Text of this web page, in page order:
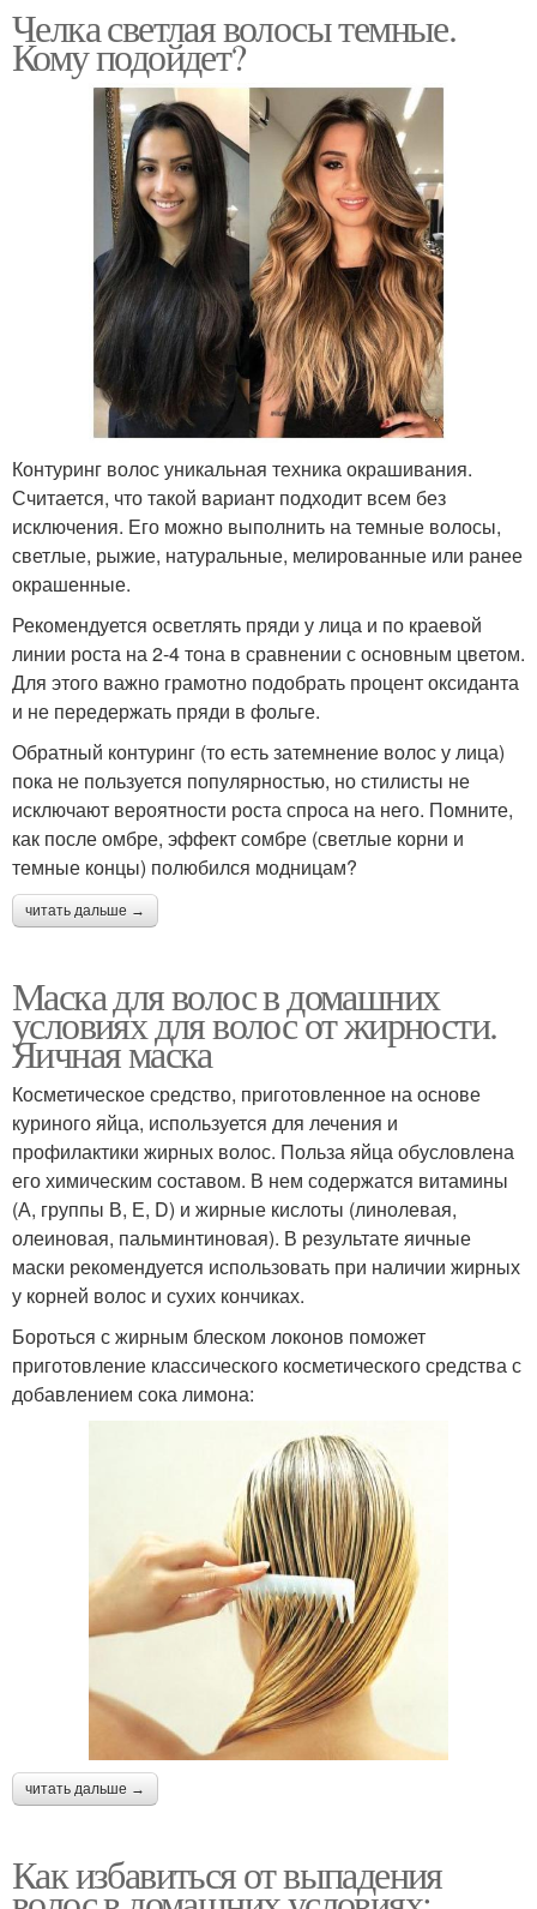
Челка светлая волосы темные.
Кому подойдет?
Контуринг волос уникальная техника окрашивания.
Считается, что такой вариант подходит всем без
исключения. Его можно выполнить на темные волосы,
светлые, рыжие, натуральные, мелированные или ранее
окрашенные.
Рекомендуется осветлять пряди у лица и по краевой
линии роста на 2-4 тона в сравнении с основным цветом.
Для этого важно грамотно подобрать процент оксиданта
и не передержать пряди в фольге.
Обратный контуринг (то есть затемнение волос у лица)
пока не пользуется популярностью, но стилисты не
исключают вероятности роста спроса на него. Помните,
как после омбре, эффект сомбре (светлые корни и
темные концы) полюбился модницам?
читать дальше →
Маска для волос в домашних
условиях для волос от жирности.
Яичная маска
Косметическое средство, приготовленное на основе
куриного яйца, используется для лечения и
профилактики жирных волос. Польза яйца обусловлена
его химическим составом. В нем содержатся витамины
(А, группы В, Е, D) и жирные кислоты (линолевая,
олеиновая, пальминтиновая). В результате яичные
маски рекомендуется использовать при наличии жирных
у корней волос и сухих кончиках.
Бороться с жирным блеском локонов поможет
приготовление классического косметического средства с
добавлением сока лимона:
читать дальше →
Как избавиться от выпадения